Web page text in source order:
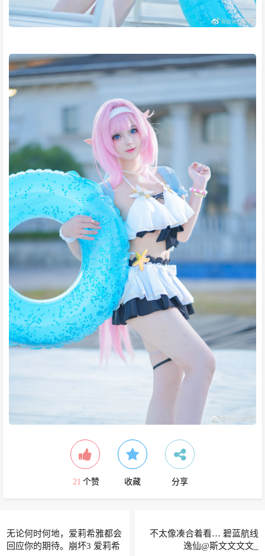
21 个赞 收藏 分享
无论何时何地，爱莉希雅都会
回应你的期待。崩坏3 爱莉希
不太像凑合着看… 碧蓝航线
逸仙@斯文文文文_